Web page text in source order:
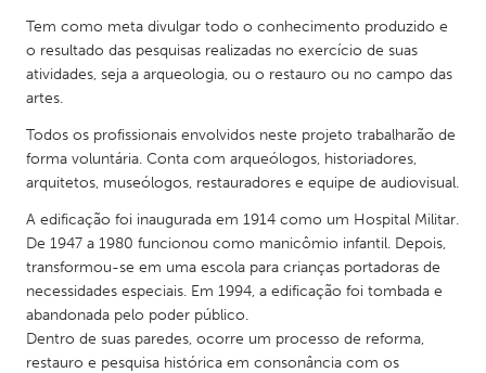
UNITED KINGDOM
Glasgow
UNITED STATES
Baltimore, MD
Boston, MA
Burlingame-San Mateo, CA
Cass Clay
Chicago, IL
Cleveland, OH
Detroit, MI
Durham, NC
Tem como meta divulgar todo o conhecimento produzido e
o resultado das pesquisas realizadas no exercício de suas
atividades, seja a arqueologia, ou o restauro ou no campo das
artes.
Todos os profissionais envolvidos neste projeto trabalharão de
forma voluntária. Conta com arqueólogos, historiadores,
arquitetos, museólogos, restauradores e equipe de audiovisual.
A edificação foi inaugurada em 1914 como um Hospital Militar.
De 1947 a 1980 funcionou como manicômio infantil. Depois,
transformou-se em uma escola para crianças portadoras de
necessidades especiais. Em 1994, a edificação foi tombada e
abandonada pelo poder público.
Dentro de suas paredes, ocorre um processo de reforma,
restauro e pesquisa histórica em consonância com os